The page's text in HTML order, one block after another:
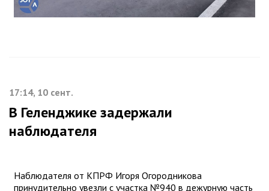
17:14, 10 сент.
В Геленджике задержали
наблюдателя
Наблюдателя от КПРФ Игоря Огородникова
принудительно увезли с участка №940 в дежурную часть